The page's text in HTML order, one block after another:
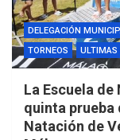
DELEGACIÓN
TORNEOS
ULTIMAS
La Escuela
quinta prueba
Natación de